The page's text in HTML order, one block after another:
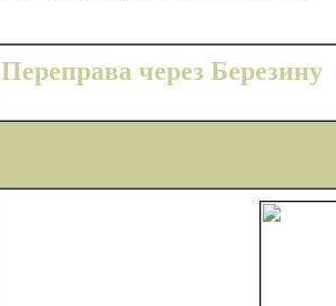
Переправа через Березину